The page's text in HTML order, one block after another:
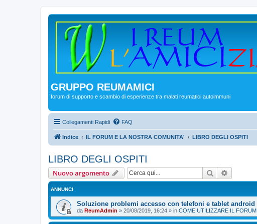
GRUPPO REUMAMICI
forum di supporto e scambio di esperienze tra malati reumatici autoimmuni
Collegamenti Rapidi FAQ
Indice IL FORUM E LA NOSTRA COMUNITA' LIBRO DEGLI OSPITI
LIBRO DEGLI OSPITI
Nuovo argomento Cerca
ANNUNCI
Soluzione problemi accesso con telefoni e tablet android
da ReumAdmin » 20/08/2019, 16:24 » in COME UTILIZZARE IL FORUM